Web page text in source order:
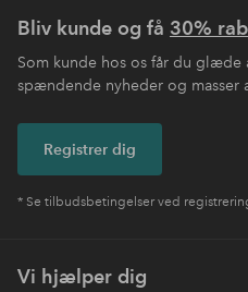
Bliv kunde og få 30%
Som kunde hos os får du glæde
spændende nyheder og masser
Registrer dig
* Se tilbudsbetingelser ved
Vi hjælper dig